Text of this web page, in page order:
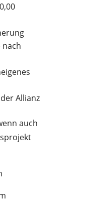
Allianz
auch